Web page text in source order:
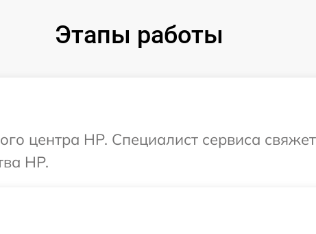
Этапы работы
центра HP. Специалист сервиса
HP.